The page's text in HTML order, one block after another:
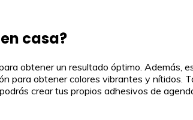
casa?
obtener un resultado óptimo. Además,
para obtener colores vibrantes y nítidos.
crear tus propios adhesivos de